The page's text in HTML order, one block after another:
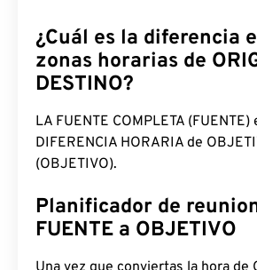
¿Cuál es la diferencia
zonas horarias de
DESTINO?
LA FUENTE COMPLETA (FUENTE)
DIFERENCIA HORARIA de
(OBJETIVO).
Planificador de
FUENTE a OBJETIVO